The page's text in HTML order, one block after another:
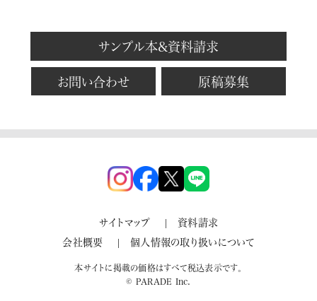
サンプル本&資料請求
お問い合わせ 原稿募集
サイトマップ
資料請求
会社概要
個人情報の取り扱いについて
本サイトに掲載の価格はすべて税込表示です。
© PARADE Inc.